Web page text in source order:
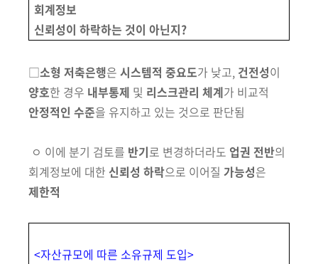
회계정보
신뢰성이 하락하는 것이 아닌지?
□소형 저축은행은 시스템적 중요도가 낮고, 건전성이
양호한 경우 내부통제 및 리스크관리 체계가 비교적
안정적인 수준을 유지하고 있는 것으로 판단됨
ㅇ 이에 분기 검토를 반기로 변경하더라도 업권 전반의
회계정보에 대한 신뢰성 하락으로 이어질 가능성은
제한적
<자산규모에 따른 소유규제 도입>